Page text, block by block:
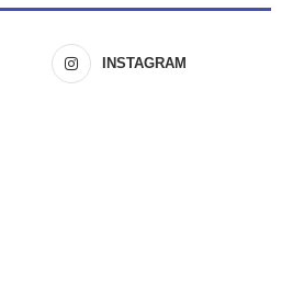
INSTAGRAM